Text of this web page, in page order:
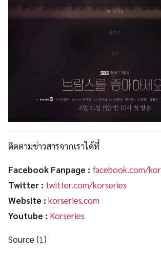
ติดตามข่าวสารจากเราได้ที่
Facebook Fanpage : facebook.com/
Twitter : twitter.com/korseries
Website : korseries.com
Youtube : Korseries
Source (1)